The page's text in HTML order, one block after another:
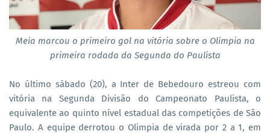
Meia marcou o primeiro gol na vitória sobre o Olímpia na
primeira rodada da Segunda do Paulista
No último sábado (20), a Inter de Bebedouro estreou com
vitória na Segunda Divisão do Campeonato Paulista, o
equivalente ao quinto nível estadual das competições de São
Paulo. A equipe derrotou o Olimpia de virada por 2 a 1, em